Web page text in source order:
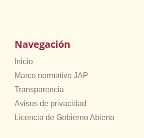
Navegación
Inicio
Marco normativo JAP
Transparencia
Avisos de privacidad
Licencia de Gobierno Abierto